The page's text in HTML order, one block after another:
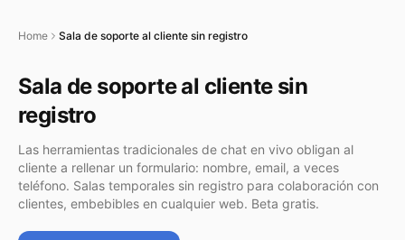
Home Sala de soporte al cliente sin registro
Sala de soporte al cliente sin
registro
Las herramientas tradicionales de chat en vivo obligan al
cliente a rellenar un formulario: nombre, email, a veces
teléfono. Salas temporales sin registro para colaboración con
clientes, embebibles en cualquier web. Beta gratis.